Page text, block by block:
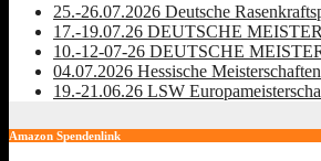
25.-26.07.2026 Deutsche
17.-19.07.26 DEUTSCHE
10.-12-07-26 DEUTSCHE
04.07.2026 Hessische
19.-21.06.26 LSW
Amazon Spendenlink